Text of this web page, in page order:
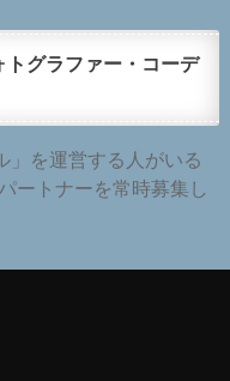
トグラファー・コーデ
」を運営する人がいる
ートナーを常時募集し